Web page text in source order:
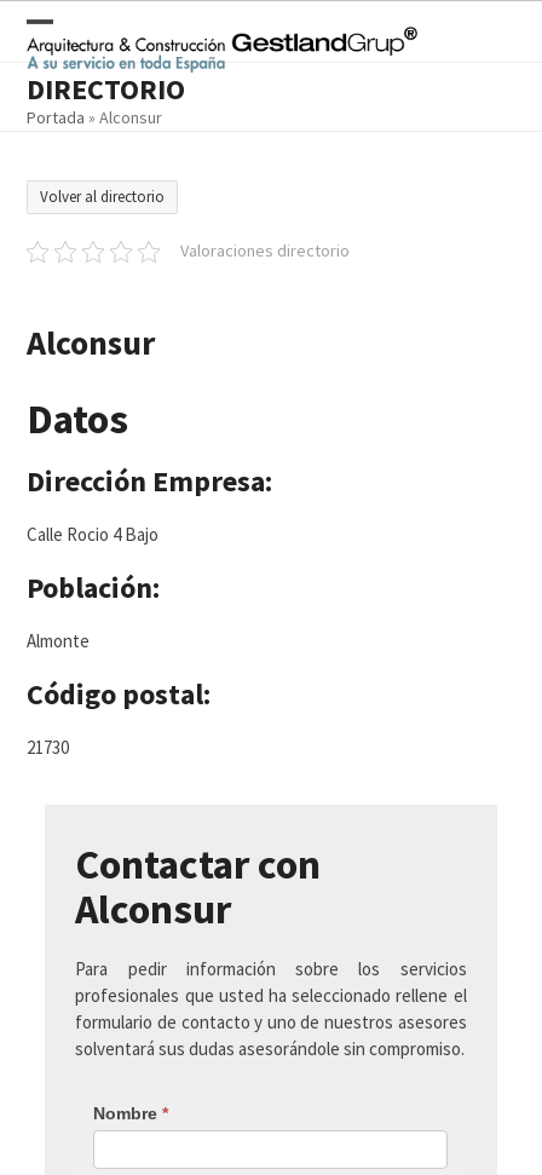
contentOpen
mobile
menu
Close
mobile
menu
DIRECTORIO
Portada »Alconsur
Volver al directorio
Valoraciones directorio
Alconsur
Datos
Dirección Empresa:
Calle Rocio 4 Bajo
Población:
Almonte
Código postal:
21730
Contactar con
Alconsur
Para pedir información sobre los servicios
profesionales que usted ha seleccionado rellene el
formulario de contacto y uno de nuestros asesores
solventará sus dudas asesorándole sin compromiso.
Nombre*